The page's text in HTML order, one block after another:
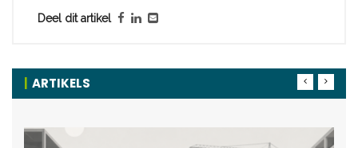
Deel dit artikel
ARTIKELS